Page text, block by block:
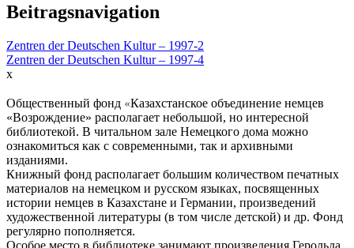
Beitragsnavigation
Zentren der Deutschen Kultur – 1997-2
Zentren der Deutschen Kultur – 1997-4
x
Общественный фонд «Казахстанское объединение немцев
«Возрождение» располагает небольшой, но интересной
библиотекой. В читальном зале Немецкого дома можно
ознакомиться как с современными, так и архивными
изданиями.
Книжный фонд располагает большим количеством печатных
материалов на немецком и русском языках, посвященных
истории немцев в Казахстане и Германии, произведений
художественной литературы (в том числе детской) и др. Фонд
регулярно пополняется.
Особое место в библиотеке занимают произведения Герольда